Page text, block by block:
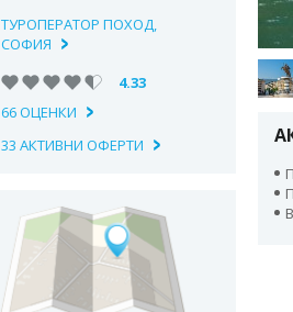
ТУРОПЕРАТОР ПОХОД,
СОФИЯ
4.33
66 ОЦЕНКИ
33 АКТИВНИ ОФЕРТИ